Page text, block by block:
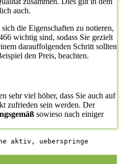
auch.
die Eigenschaften zu notieren,
wichtig sind, sodass Sie gezielt
darauffolgenden Schritt sollten
den Preis, beachten.
sehr viel höher, dass Sie auch auf
zufrieden sein werden. Der
sowieso nach einiger
aktiv, ueberspringe